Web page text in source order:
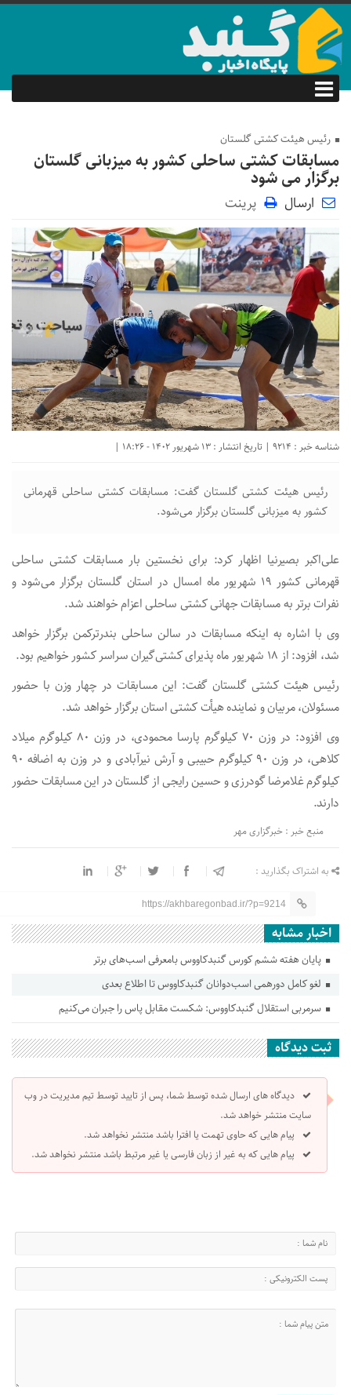
رئیس هیئت کشتی گلستان
مسابقات کشتی ساحلی کشور به میزبانی گلستان
برگزار می شود
ارسال پرینت
شناسه خبر : 9214 | تاریخ انتشار : 13 شهریور 1402 - 18:26 |
رئیس هیئت کشتی گلستان گفت: مسابقات کشتی ساحلی قهرمانی
کشور به میزبانی گلستان برگزار می‌شود.
علی‌اکبر بصیرنیا اظهار کرد: برای نخستین بار مسابقات کشتی ساحلی
قهرمانی کشور ۱۹ شهریور ماه امسال در استان گلستان برگزار می‌شود و
نفرات برتر به مسابقات جهانی کشتی ساحلی اعزام خواهند شد.
وی با اشاره به اینکه مسابقات در سالن ساحلی بندرترکمن برگزار خواهد
شد، افزود: از ۱۸ شهریور ماه پذیرای کشتی‌گیران سراسر کشور خواهیم بود.
رئیس هیئت کشتی گلستان گفت: این مسابقات در چهار وزن با حضور
مسئولان، مربیان و نماینده هیأت کشتی استان برگزار خواهد شد.
وی افزود: در وزن ۷۰ کیلوگرم پارسا محمودی، در وزن ۸۰ کیلوگرم میلاد
کلاهی، در وزن ۹۰ کیلوگرم حبیبی و آرش نیرآبادی و در وزن به اضافه ۹۰
کیلوگرم غلامرضا گودرزی و حسین رایجی از گلستان در این مسابقات حضور
دارند.
منبع خبر : خبرگزاری مهر
به اشتراک بگذارید :
https://akhbaregonbad.ir/?p=9214
اخبار مشابه
پایان هفته ششم کورس گنبدکاووس بامعرفی اسب‌های برتر
لغو کامل دورهمی اسب‌دوانان گنبدکاووس تا اطلاع بعدی
سرمربی استقلال گنبدکاووس: شکست مقابل پاس را جبران می‌کنیم
ثبت دیدگاه
دیدگاه های ارسال شده توسط شما، پس از تایید توسط تیم مدیریت در وب
سایت منتشر خواهد شد.
پیام هایی که حاوی تهمت یا افترا باشد منتشر نخواهد شد.
پیام هایی که به غیر از زبان فارسی یا غیر مرتبط باشد منتشر نخواهد شد.